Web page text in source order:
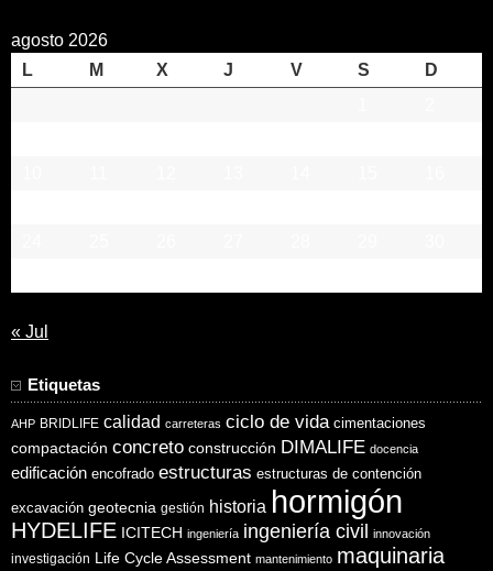
agosto 2026
L
M X J V S
D
« Jul
Etiquetas
AHP BRIDLIFE calidad carreteras ciclo de vida cimentaciones
compactación concreto construcción DIMALIFE docencia
edificación encofrado estructuras estructuras de contención
excavación geotecnia gestión historia hormigón
HYDELIFE ICITECH ingeniería ingeniería civil innovación
investigación Life Cycle Assessment mantenimiento maquinaria